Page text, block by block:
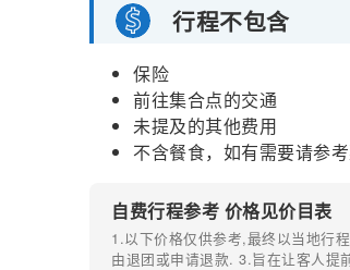
行程不包含
保险
前往集合点的交通
未提及的其他费用
不含餐食，如有需要请参
自费行程参考 价格见价目表
1.以下价格仅供参考,最终以当地行
由退团或申请退款. 3.旨在让客人提